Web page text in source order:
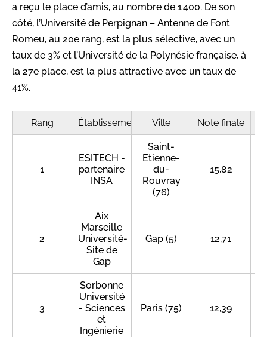
a reçu le place d’amis, au nombre de 1 400. De son
côté, l’Université de Perpignan – Antenne de Font
Romeu, au 20e rang, est la plus sélective, avec un
taux de 3% et l’Université de la Polynésie française, à
la 27e place, est la plus attractive avec un taux de
41%.
Rang Établissement Ville Note finale
1
ESITECH -
partenaire
INSA
Saint-
Etienne-
du-
Rouvray
(76)
15,82
2
Aix
Marseille
Université-
Site de
Gap
Gap (5) 12,71
3
Sorbonne
Université
- Sciences
et
Ingénierie
Paris (75) 12,39